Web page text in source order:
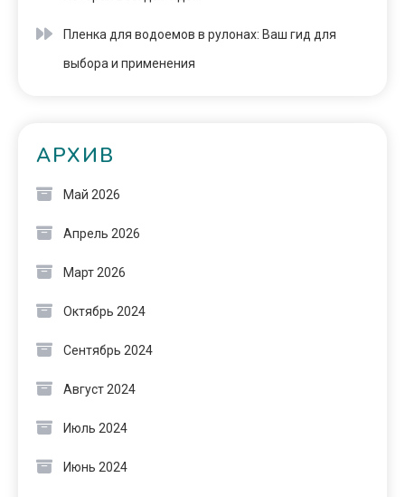
Пленка для водоемов в рулонах: Ваш гид для
выбора и применения
АРХИВ
Май 2026
Апрель 2026
Март 2026
Октябрь 2024
Сентябрь 2024
Август 2024
Июль 2024
Июнь 2024